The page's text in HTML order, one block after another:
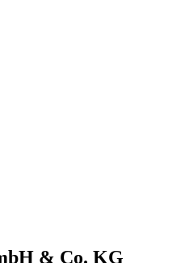
& Co. KG